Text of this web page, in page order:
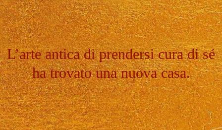
L’arte antica di prendersi cura di sé
ha trovato una nuova casa.